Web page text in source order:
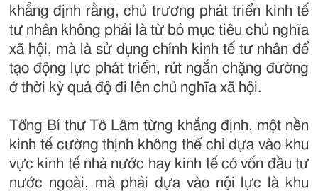
khẳng định rằng, chủ trương phát triển kinh tế
tư nhân không phải là từ bỏ mục tiêu chủ nghĩa
xã hội, mà là sử dụng chính kinh tế tư nhân để
tạo động lực phát triển, rút ngắn chặng đường
ở thời kỳ quá độ đi lên chủ nghĩa xã hội.
Tổng Bí thư Tô Lâm từng khẳng định, một nền
kinh tế cường thịnh không thể chỉ dựa vào khu
vực kinh tế nhà nước hay kinh tế có vốn đầu tư
nước ngoài, mà phải dựa vào nội lực là khu